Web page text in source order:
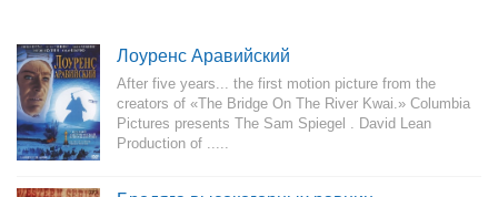
Лоуренс Аравийский
After five years... the first motion picture from the
creators of «The Bridge On The River Kwai.» Columbia
Pictures presents The Sam Spiegel . David Lean
Production of .....